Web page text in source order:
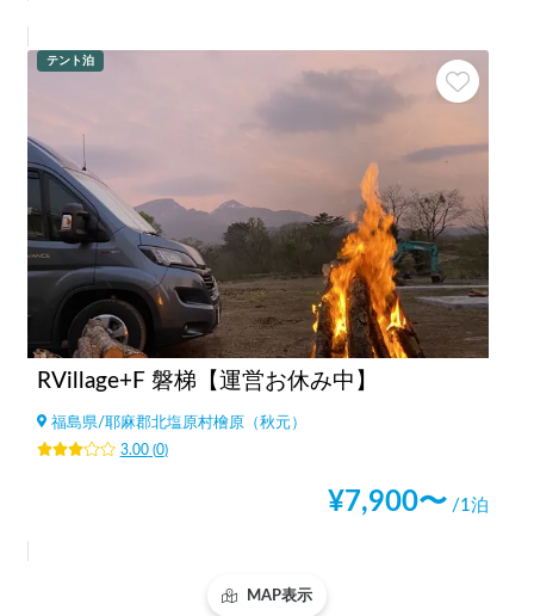
テント泊
RVillage+F 磐梯【運営お休み中】
福島県/耶麻郡北塩原村檜原（秋元）
3.00(0)
¥7,900〜 /1泊
MAP表示